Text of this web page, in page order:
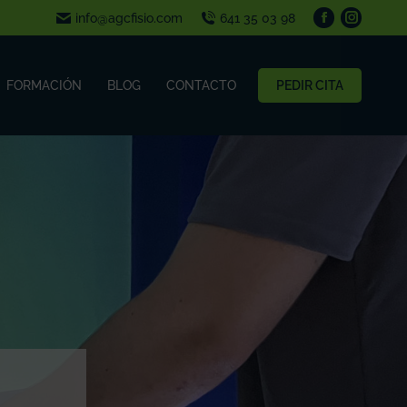
info@agcfisio.com 641 35 03 98
FORMACIÓN BLOG CONTACTO PEDIR CITA